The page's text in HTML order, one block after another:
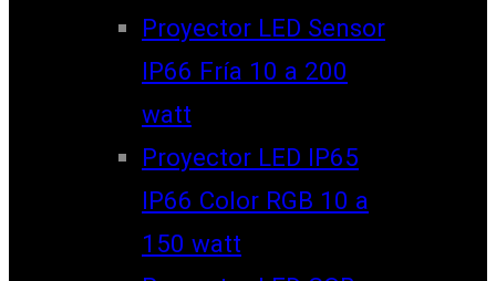
Proyector LED Sensor
IP66 Fría 10 a 200
watt
Proyector LED IP65
IP66 Color RGB 10 a
150 watt